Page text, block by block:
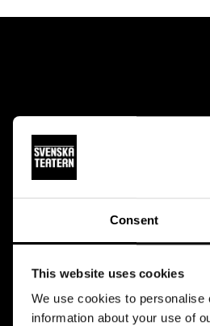
Consent
This website uses cookies
We use cookies to
information about your use of